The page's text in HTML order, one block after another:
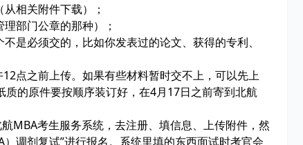
相关附件下载）；
部门公章的那种）；
是必须交的，比如你发表过的论文、获得的专利、
点之前上传。如果有些材料暂时交不上，可以先上
的原件要按顺序装订好，在4月17日之前寄到北航
MBA考生服务系统，去注册、填信息、上传附件，然
调剂复试”进行报名。系统里填的东西面试时考官会